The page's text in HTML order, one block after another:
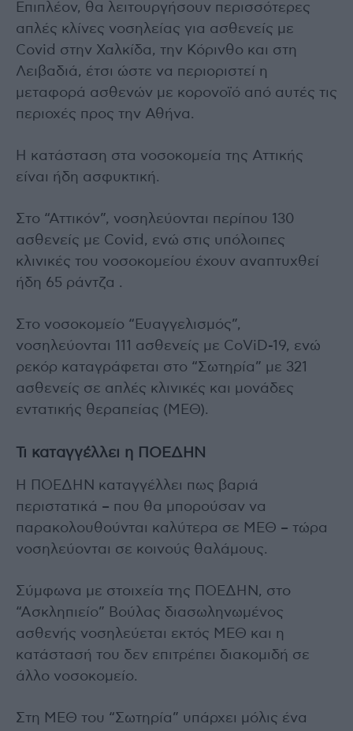
Επιπλέον, θα λειτουργήσουν περισσότερες
απλές κλίνες νοσηλείας για ασθενείς με
Covid στην Χαλκίδα, την Κόρινθο και στη
Λειβαδιά, έτσι ώστε να περιοριστεί η
μεταφορά ασθενών με κορονοϊό από αυτές τις
περιοχές προς την Αθήνα.
Η κατάσταση στα νοσοκομεία της Αττικής
είναι ήδη ασφυκτική.
Στο “Αττικόν”, νοσηλεύονται περίπου 130
ασθενείς με Covid, ενώ στις υπόλοιπες
κλινικές του νοσοκομείου έχουν αναπτυχθεί
ήδη 65 ράντζα .
Στο νοσοκομείο “Ευαγγελισμός”,
νοσηλεύονται 111 ασθενείς με CoViD-19, ενώ
ρεκόρ καταγράφεται στο “Σωτηρία” με 321
ασθενείς σε απλές κλινικές και μονάδες
εντατικής θεραπείας (ΜΕΘ).
Τι καταγγέλλει η ΠΟΕΔΗΝ
Η ΠΟΕΔΗΝ καταγγέλλει πως βαριά
περιστατικά – που θα μπορούσαν να
παρακολουθούνται καλύτερα σε ΜΕΘ – τώρα
νοσηλεύονται σε κοινούς θαλάμους.
Σύμφωνα με στοιχεία της ΠΟΕΔΗΝ, στο
“Ασκληπιείο” Βούλας διασωληνωμένος
ασθενής νοσηλεύεται εκτός ΜΕΘ και η
κατάστασή του δεν επιτρέπει διακομιδή σε
άλλο νοσοκομείο.
Στη ΜΕΘ του “Σωτηρία” υπάρχει μόλις ένα